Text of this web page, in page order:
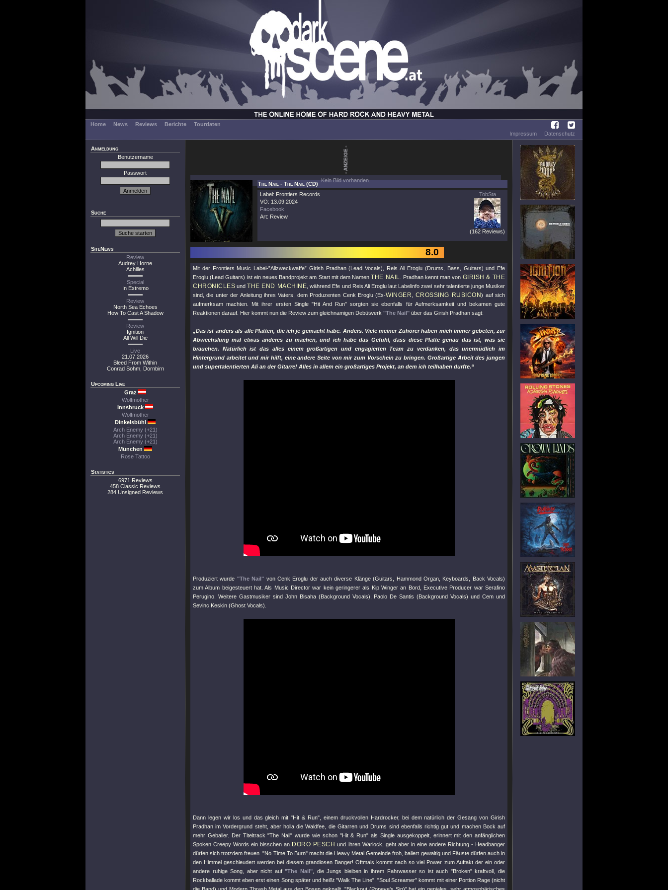
Home News Reviews Berichte
Tourdaten
Impressum
Datenschutz
Anmeldung
Benutzername
Passwort
Suche
SiteNews
Review
Audrey Horne
Achilles
Special
In Extremo
Review
North Sea Echoes
How To Cast A Shadow
Review
Ignition
All Will Die
Live
21.07.2026
Bleed From Within
Conrad Sohm, Dornbirn
Upcoming Live
Graz
Wolfmother
Innsbruck
Wolfmother
Dinkelsbühl
Arch Enemy (+21)
Arch Enemy (+21)
Arch Enemy (+21)
München
Rose Tattoo
Statistics
6971 Reviews
458 Classic Reviews
284 Unsigned Reviews
Kein Bild vorhanden.
The Nail - The Nail (CD)
Label: Frontiers Records
VÖ: 13.09.2024
Facebook
Art: Review
TobSta
(162 Reviews)
8.0
Mit der Frontiers Music Label-”Allzweckwaffe” Girish Pradhan (Lead Vocals), Reis Ali Eroglu (Drums, Bass, Guitars) und Efe
Eroglu (Lead Guitars) ist ein neues Bandprojekt am Start mit dem NamenTHE NAIL . Pradhan kennt man von GIRISH & THE
CHRONICLES undTHE END MACHINE , während Efe und Reis Ali Eroglu laut Labelinfo zwei sehr talentierte junge Musiker
sind, die unter der Anleitung ihres Vaters, dem Produzenten Cenk Eroglu (Ex-WINGER CROSSING RUBICON) auf sich
aufmerksam machten. Mit ihrer ersten Single "Hit And Run" sorgten sie ebenfalls für Aufmerksamkeit und bekamen gute
Reaktionen darauf. Hier kommt nun die Review zum gleichnamigen Debütwerk "The Nail" über das Girish Pradhan sagt:
„Das ist anders als alle Platten, die ich je gemacht habe. Anders. Viele meiner Zuhörer haben mich immer gebeten, zur
Abwechslung mal etwas anderes zu machen, und ich habe das Gefühl, dass diese Platte genau das ist, was sie
brauchen. Natürlich ist das alles einem großartigen und engagierten Team zu verdanken, das unermüdlich im
Hintergrund arbeitet und mir hilft, eine andere Seite von mir zum Vorschein zu bringen. Großartige Arbeit des jungen
und supertalentierten Ali an der Gitarre! Alles in allem ein großartiges Projekt, an dem ich teilhaben durfte.“
Produziert wurde "The Nail" von Cenk Eroglu der auch diverse Klänge (Guitars, Hammond Organ, Keyboards, Back Vocals)
zum Album beigesteuert hat. Als Music Director war kein geringerer als Kip Winger an Bord, Executive Producer war Serafino
Perugino. Weitere Gastmusiker sind John Bisaha (Background Vocals), Paolo De Santis (Background Vocals) und Cem und
Sevinc Keskin (Ghost Vocals).
Dann legen wir los und das gleich mit"Hit & Run" , einem druckvollen Hardrocker, bei dem natürlich der Gesang von Girish
Pradhan im Vordergrund steht, aber holla die Waldfee, die Gitarren und Drums sind ebenfalls richtig gut und machen Bock auf
mehr Geballer. Der Titeltrack"The Nail" wurde wie schon "Hit & Run" als Single ausgekoppelt, erinnert mit den anfänglichen
Spoken Creepy Words ein bisschen an DORO PESCH und ihren Warlock, geht aber in eine andere Richtung - Headbanger
dürfen sich trotzdem freuen."No Time To Burn"macht die Heavy Metal Gemeinde froh, ballert gewaltig und Fäuste dürfen auch in
den Himmel geschleudert werden bei diesem grandiosen Banger! Oftmals kommt nach so viel Power zum Auftakt der ein oder
andere ruhige Song, aber nicht auf"The Nail" , die Jungs bleiben in ihrem Fahrwasser so ist auch "Broken"kraftvoll, die
Rockballade kommt eben erst einen Song später und heißt "Walk The Line" ."Soul Screamer" kommt mit einer Portion Rage (nicht